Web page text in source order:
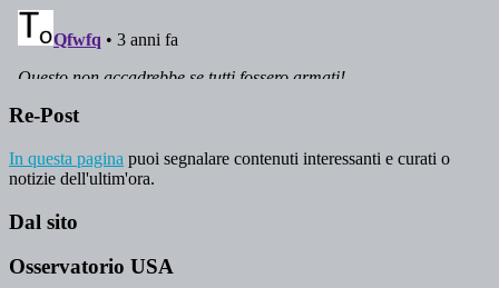
Re-Post
In questa pagina puoi segnalare contenuti interessanti e curati o
notizie dell'ultim'ora.
Dal sito
Osservatorio USA